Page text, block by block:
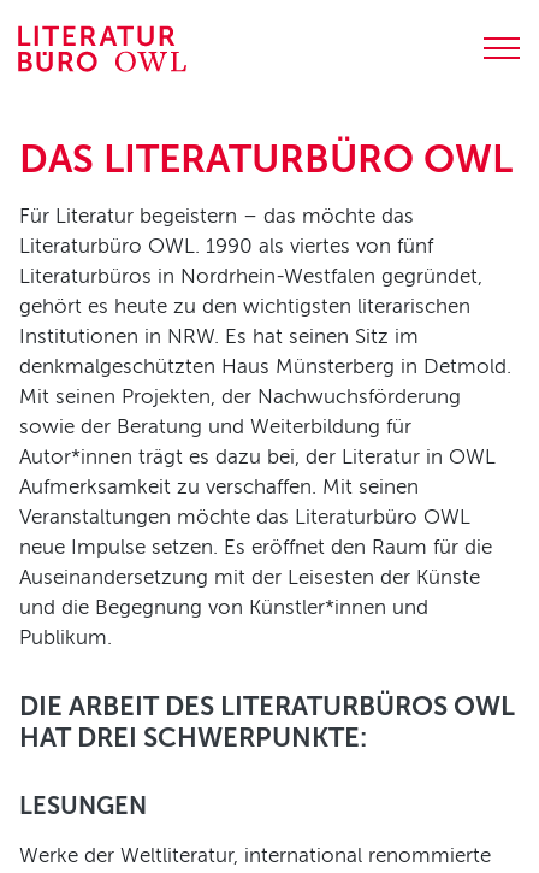
Inhalt
springen
Terminübersicht
Lesungen
Junge Literatur
Weiterbildungen
Digitale Literatur
LITERATURBÜRO OWL
Über uns
Team und Kontakt
Jobs
Verein und Förderung
Pool 1000
Haus Münsterberg
KARTEN
SERVICE
Für Autor*innen
DAS LITERATURBÜRO OWL
Für Literatur begeistern – das möchte das
Literaturbüro OWL. 1990 als viertes von fünf
Literaturbüros in Nordrhein-Westfalen gegründet,
gehört es heute zu den wichtigsten literarischen
Institutionen in NRW. Es hat seinen Sitz im
denkmalgeschützten Haus Münsterberg in Detmold.
Mit seinen Projekten, der Nachwuchsförderung
sowie der Beratung und Weiterbildung für
Autor*innen trägt es dazu bei, der Literatur in OWL
Aufmerksamkeit zu verschaffen. Mit seinen
Veranstaltungen möchte das Literaturbüro OWL
neue Impulse setzen. Es eröffnet den Raum für die
Auseinandersetzung mit der Leisesten der Künste
und die Begegnung von Künstler*innen und
Publikum.
DIE ARBEIT DES LITERATURBÜROS OWL
HAT DREI SCHWERPUNKTE:
LESUNGEN
Werke der Weltliteratur, international renommierte